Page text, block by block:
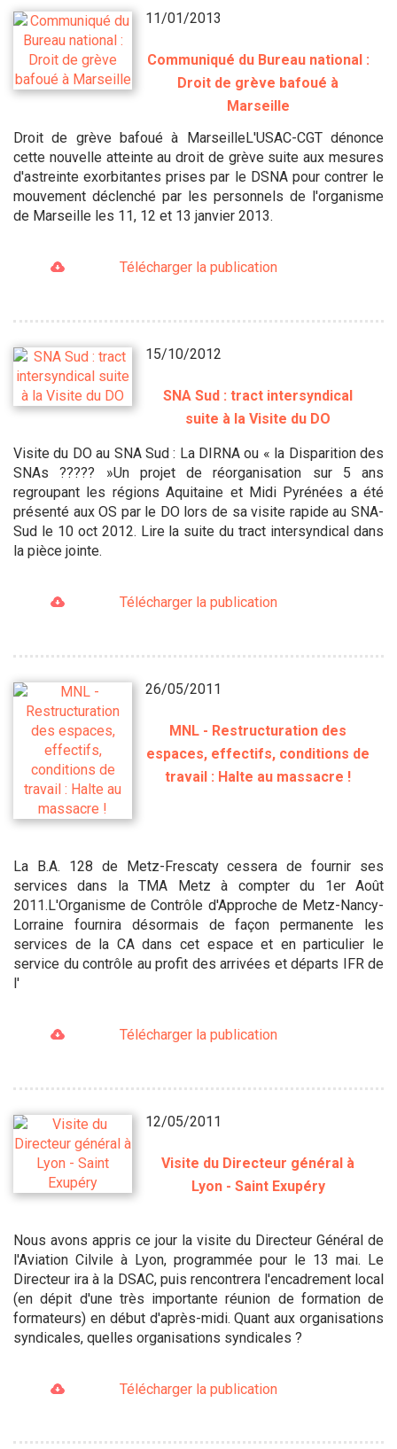
11/01/2013
Communiqué du Bureau national :
Droit de grève bafoué à
Marseille
Droit de grève bafoué à MarseilleL'USAC-CGT dénonce
cette nouvelle atteinte au droit de grève suite aux mesures
d'astreinte exorbitantes prises par le DSNA pour contrer le
mouvement déclenché par les personnels de l'organisme
de Marseille les 11, 12 et 13 janvier 2013.
Télécharger la publication
15/10/2012
SNA Sud : tract intersyndical
suite à la Visite du DO
Visite du DO au SNA Sud : La DIRNA ou « la Disparition des
SNAs ????? »Un projet de réorganisation sur 5 ans
regroupant les régions Aquitaine et Midi Pyrénées a été
présenté aux OS par le DO lors de sa visite rapide au SNA-
Sud le 10 oct 2012. Lire la suite du tract intersyndical dans
la pièce jointe.
Télécharger la publication
26/05/2011
MNL - Restructuration des
espaces, effectifs, conditions de
travail : Halte au massacre !
La B.A. 128 de Metz-Frescaty cessera de fournir ses
services dans la TMA Metz à compter du 1er Août
2011.L'Organisme de Contrôle d'Approche de Metz-Nancy-
Lorraine fournira désormais de façon permanente les
services de la CA dans cet espace et en particulier le
service du contrôle au profit des arrivées et départs IFR de
l'
Télécharger la publication
12/05/2011
Visite du Directeur général à
Lyon - Saint Exupéry
Nous avons appris ce jour la visite du Directeur Général de
l'Aviation Cilvile à Lyon, programmée pour le 13 mai. Le
Directeur ira à la DSAC, puis rencontrera l'encadrement local
(en dépit d'une très importante réunion de formation de
formateurs) en début d'après-midi. Quant aux organisations
syndicales, quelles organisations syndicales ?
Télécharger la publication